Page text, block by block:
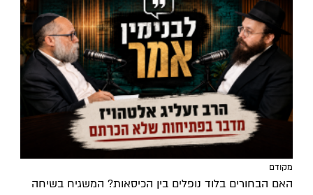
מקודם
האם הבחורים בלוד נופלים בין הכיסאות? המשגיח בשיחה